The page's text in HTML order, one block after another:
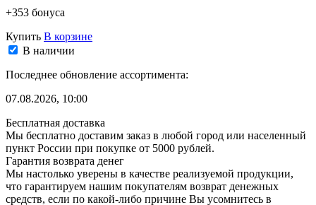
+353 бонуса
Купить В корзине
В наличии
Последнее обновление ассортимента:
07.08.2026, 10:00
Бесплатная доставка
Мы бесплатно доставим заказ в любой город или населенный
пункт России при покупке от 5000 рублей.
Гарантия возврата денег
Мы настолько уверены в качестве реализуемой продукции,
что гарантируем нашим покупателям возврат денежных
средств, если по какой-либо причине Вы усомнитесь в